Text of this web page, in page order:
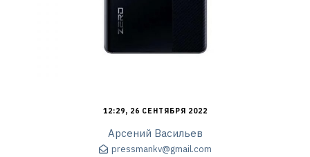
12:29, 26 СЕНТЯБРЯ 2022
Арсений Васильев
pressmankv@gmail.com